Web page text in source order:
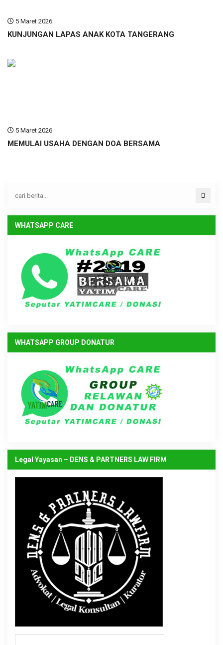
5 Maret 2026
KUNJUNGAN LAPAS ANAK KOTA TANGERANG
5 Maret 2026
MEMULAI USAHA DENGAN DOA BERSAMA
WHATSAPP CARE
WHATSAPP GROUP DONATUR
Legal Yayasan – DENS & PARTNERS LAW FIRM